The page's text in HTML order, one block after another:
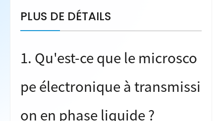
PLUS DE DÉTAILS
1. Qu'est-ce que le microsco
pe électronique à transmissi
on en phase liquide ?